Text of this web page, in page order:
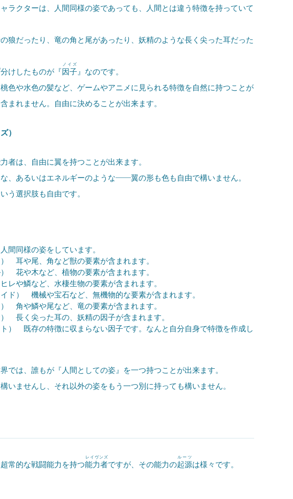
ラクターは、人間同様の姿であっても、人間とは違う特徴を持っていて
狼だったり、竜の角と尾があったり、妖精のような長く尖った耳だった
けしたものが『因子
ノイズ
』なのです。
色や水色の髪など、ゲームやアニメに見られる特徴を自然に持つことが
まれません。自由に決めることが出来ます。
）
者は、自由に翼を持つことが出来ます。
、あるいはエネルギーのような――翼の形も色も自由で構いません。
う選択肢も自由です。
同様の姿をしています。
耳や尾、角など獣の要素が含まれます。
花や木など、植物の要素が含まれます。
や鱗など、水棲生物の要素が含まれます。
ド） 機械や宝石など、無機物的な要素が含まれます。
角や鱗や尾など、竜の要素が含まれます。
長く尖った耳の、妖精の因子が含まれます。
） 既存の特徴に収まらない因子です。なんと自分自身で特徴を作成し
では、誰もが『人間としての姿』を一つ持つことが出来ます。
いませんし、それ以外の姿をもう一つ別に持っても構いません。
常的な戦闘能力を持つ能力者
レイヴンズ
ですが、その能力の起源
ルーツ
は様々です。